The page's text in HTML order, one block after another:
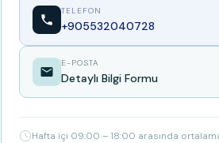
TELEFON
+905532040728
E-POSTA
Detaylı Bilgi Formu
Hafta içi 09:00 – 18:00 arasında